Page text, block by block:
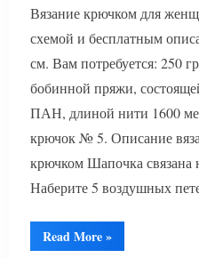
Вязание крючком для
схемой и бесплатным
см. Вам потребуется: 250
бобинной пряжи,
ПАН, длиной нити 1600
крючок № 5. Описание
крючком Шапочка
Наберите 5 воздушных
Read More“Модная
шапочка
»